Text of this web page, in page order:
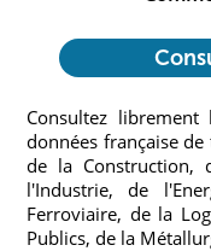
Consultez
données française
de la Construction,
l'Industrie, de
Ferroviaire, de la
Publics, de la